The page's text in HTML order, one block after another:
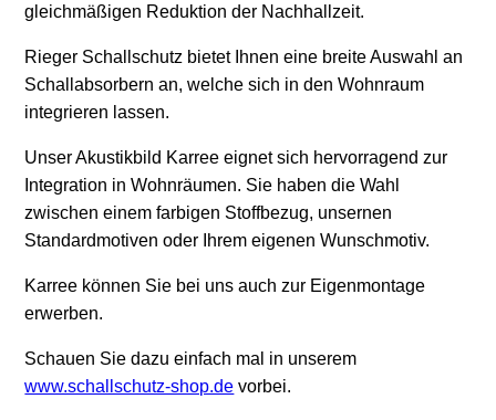
gleichmäßigen Reduktion der Nachhallzeit.
Rieger Schallschutz bietet Ihnen eine breite Auswahl an
Schallabsorbern an, welche sich in den Wohnraum
integrieren lassen.
Unser Akustikbild Karree eignet sich hervorragend zur
Integration in Wohnräumen. Sie haben die Wahl
zwischen einem farbigen Stoffbezug, unsernen
Standardmotiven oder Ihrem eigenen Wunschmotiv.
Karree können Sie bei uns auch zur Eigenmontage
erwerben.
Schauen Sie dazu einfach mal in unserem
www.schallschutz-shop.de vorbei.